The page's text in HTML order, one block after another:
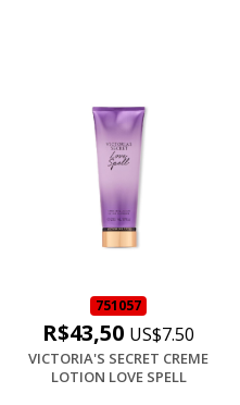
751057
R$43,50 US$7.50
VICTORIA'S SECRET CREME
LOTION LOVE SPELL